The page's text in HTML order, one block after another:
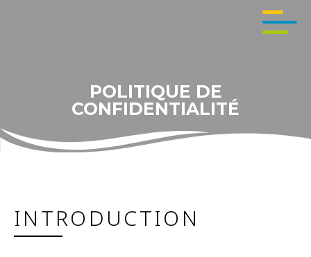
POLITIQUE DE
CONFIDENTIALITÉ
INTRODUCTION